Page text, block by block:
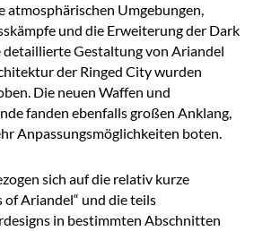
atmosphärischen Umgebungen,
und die Erweiterung der Dark
detaillierte Gestaltung von Ariandel
der Ringed City wurden
Die neuen Waffen und
fanden ebenfalls großen Anklang,
Anpassungsmöglichkeiten boten.
sich auf die relativ kurze
of Ariandel“ und die teils
in bestimmten Abschnitten